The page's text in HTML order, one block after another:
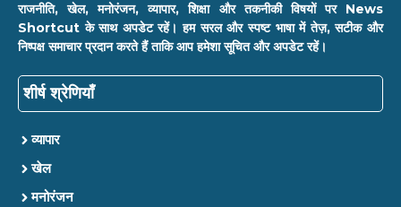
राजनीति, खेल, मनोरंजन, व्यापार, शिक्षा और तकनीकी विषयों पर News
Shortcut के साथ अपडेट रहें। हम सरल और स्पष्ट भाषा में तेज़, सटीक और
निष्पक्ष समाचार प्रदान करते हैं ताकि आप हमेशा सूचित और अपडेट रहें।
शीर्ष श्रेणियाँ
व्यापार
खेल
मनोरंजन